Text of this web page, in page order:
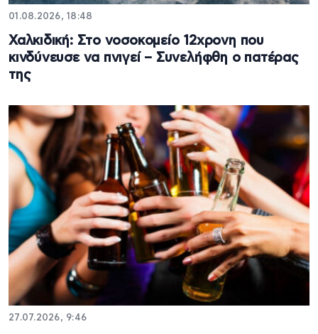
01.08.2026, 18:48
Χαλκιδική: Στο νοσοκομείο 12χρονη που
κινδύνευσε να πνιγεί – Συνελήφθη ο πατέρας
της
27.07.2026, 9:46